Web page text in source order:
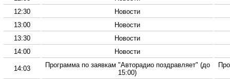
12:30
Новости
13:00
Новости
13:30
Новости
14:00
Новости
14:03
Программа по заявкам "Авторадио поздравляет" (до
15:00)